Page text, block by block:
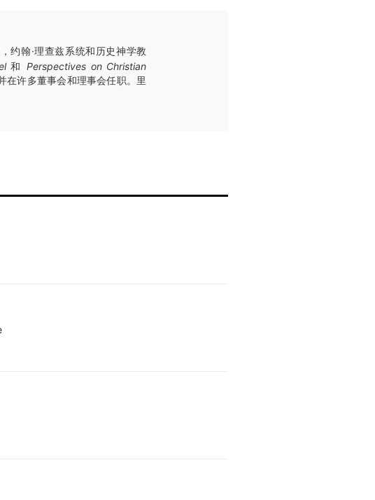
约翰·理查兹系统和历史神学教
和Perspectives on Christian
在许多董事会和理事会任职。里